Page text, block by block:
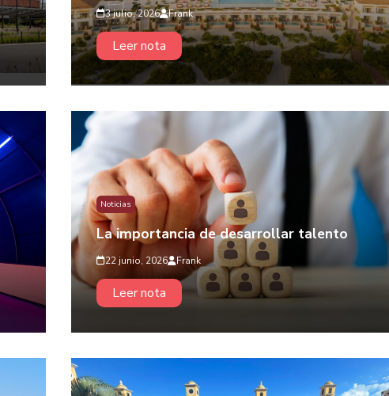
3 julio, 2026 Frank
Leer nota
Noticias
La importancia de desarrollar talento
22 junio, 2026 Frank
Leer nota